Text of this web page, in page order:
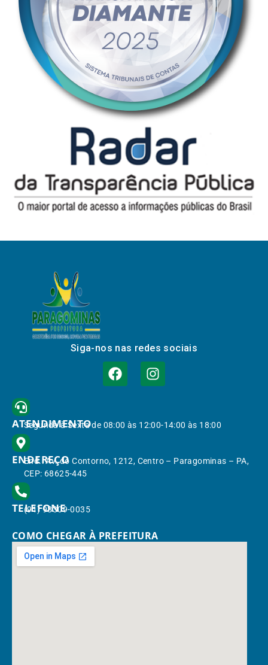
Siga-nos nas redes sociais
ATENDIMENTO
Segunda à Sexta de 08:00 às 12:00-14:00 às 18:00
ENDEREÇO
End.: Av. do Contorno, 1212, Centro – Paragominas – PA,
CEP: 68625-445
TELEFONE
(91) 98309-0035
COMO CHEGAR À PREFEITURA